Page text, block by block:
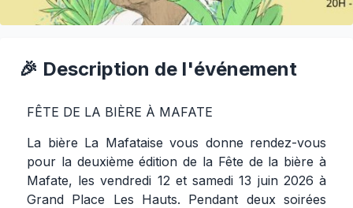
🎉 Description de l'événement
FÊTE DE LA BIÈRE À MAFATE
La bière La Mafataise vous donne rendez-vous
pour la deuxième édition de la Fête de la bière à
Mafate, les vendredi 12 et samedi 13 juin 2026 à
Grand Place Les Hauts. Pendant deux soirées